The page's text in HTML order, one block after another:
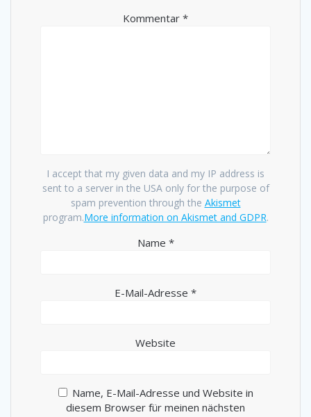
Kommentar *
I accept that my given data and my IP address is
sent to a server in the USA only for the purpose of
spam prevention through the Akismet
program.More information on Akismet and GDPR.
Name *
E-Mail-Adresse *
Website
Name, E-Mail-Adresse und Website in
diesem Browser für meinen nächsten